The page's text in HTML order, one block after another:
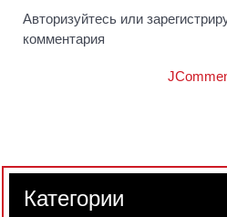
Авторизуйтесь или
комментария
Категории